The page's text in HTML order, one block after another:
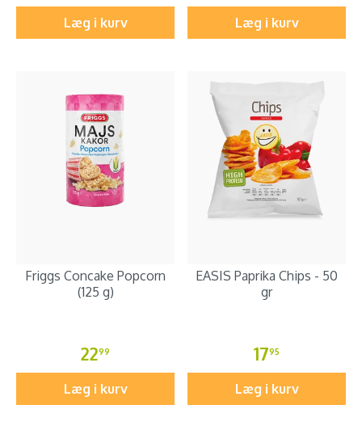
Læg i kurv Læg i kurv
Friggs Concake Popcorn
(125 g)
2299
Læg i kurv
EASIS Paprika Chips - 50
gr
1795
Læg i kurv